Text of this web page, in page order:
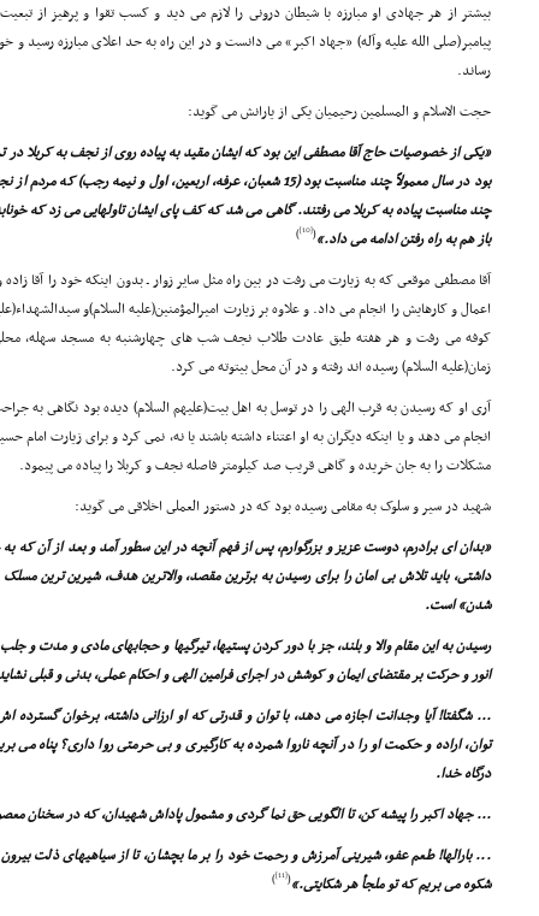
بیشتر از هر جهادى او مبارزه با شیطان درونى را لازم مى دید و کسب تقوا و پرهیز از
پیامبر(صلى الله علیه وآله) «جهاد اکبر» مى دانست و در این راه به حد اعلاى مبارزه رسید و
رساند.
حجت الاسلام و المسلمین رحیمیان یکى از یارانش مى گوید:
«یکى از خصوصیات حاج آقا مصطفى این بود که ایشان مقید به پیاده روى از نجف به کربلا در
بود در سال معمولاً چند مناسبت بود (15 شعبان، عرفه، اربعین، اول و
چند مناسبت پیاده به کربلا مى رفتند. گاهى مى شد که کف پاى ایشان تاولهایى مى زد که
باز هم به راه رفتن ادامه مى داد.»(
[10]
)
آقا مصطفى موقعى که به زیارت مى رفت در بین راه مثل سایر زوار ـ بدون اینکه خود را آقا
اعمال و کارهایش را انجام مى داد. و علاوه بر زیارت امیرالمؤمنین(علیه السلام)و
کوفه مى رفت و هر هفته طبق عادت طلاب نجف شب هاى چهارشنبه به مسجد سهله، محلى
زمان(علیه السلام) رسیده اند رفته و در آن محل بیتوته مى کرد.
آرى او که رسیدن به قرب الهى را در توسل به اهل بیت(علیهم السلام) دیده بود نگاهى به
انجام مى دهد و یا اینکه دیگران به او اعتناء داشته باشند یا نه، نمى کرد و براى زیارت امام
مشکلات را به جان خریده و گاهى قریب صد کیلومتر فاصله نجف و کربلا را پیاده مى پیمود.
شهید در سیر و سلوک به مقامى رسیده بود که در دستور العملى اخلاقى مى گوید:
«بدان اى برادرم، دوست عزیز و بزرگوارم، پس از فهم آنچه در این سطور آمد و بعد از آن که
داشتى، باید تلاش بى امان را براى رسیدن به برترین مقصد، والاترین هدف، شیرین ترین
شدن» است.
رسیدن به این مقام والا و بلند، جز با دور کردن پستیها، تیرگیها و حجابهاى مادى و مدت و
انور و حرکت بر مقتضاى ایمان و کوشش در اجراى فرامین الهى و احکام عملى، بدنى و قبلى
... شگفتا! آیا وجدانت اجازه مى دهد، با توان و قدرتى که او ارزانى داشته، برخوان گسترده
توان، اراده و حکمت او را در آنچه ناروا شمرده به کارگیرى و بى حرمتى روا دارى؟ پناه مى
درگاه خدا.
... جهاد اکبر را پیشه کن، تا الگویى حق نما گردى و مشمول پاداش شهیدان، که در سخنان
... بارالها! طعم عفو، شیرینى آمرزش و رحمت خود را بر ما بچشان، تا از سیاهیهاى ذلت بیرون
شکوه مى بریم که تو ملجأ هر شکایتى.»(
[11]
)